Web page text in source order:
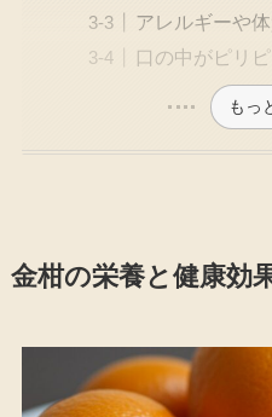
アレルギーや
口の中がピリ
もっ
金柑の栄養と健康効